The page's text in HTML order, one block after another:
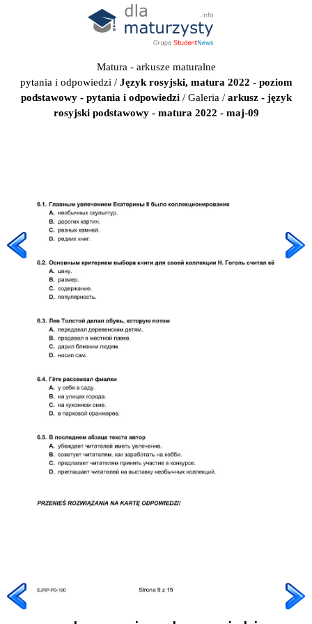
Matura - arkusze maturalne
pytania i odpowiedzi / Język rosyjski, matura 2022 - poziom
podstawowy - pytania i odpowiedzi/ Galeria / arkusz - język
rosyjski podstawowy - matura 2022 - maj-09